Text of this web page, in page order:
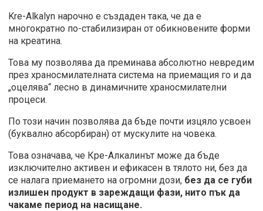
Kre-Alkalyn нарочно е създаден така, че да е
многократно по-стабилизиран от обикновените форми
на креатина.
Това му позволява да преминава абсолютно невредим
през храносмилателната система на приемащия го и да
„оцелява“ лесно в динамичните храносмилателни
процеси.
По този начин позволява да бъде почти изцяло усвоен
(буквално абсорбиран) от мускулите на човека.
Това означава, че Кре-Алкалинът може да бъде
изключително активен и ефикасен в тялото ни, без да
се налага приемането на огромни дози, без да се губи
излишен продукт в зареждащи фази, нито пък да
чакаме период на насищане.